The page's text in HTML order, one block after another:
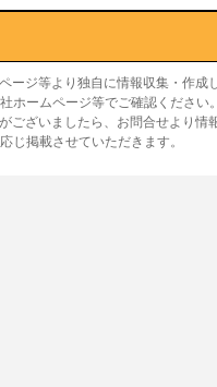
ージ等より独自に情報収集・作成
ホームページ等でご確認ください。
ございましたら、お問合せより情
じ掲載させていただきます。